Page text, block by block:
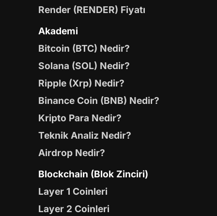
Render (RENDER) Fiyatı
Akademi
Bitcoin (BTC) Nedir?
Solana (SOL) Nedir?
Ripple (Xrp) Nedir?
Binance Coin (BNB) Nedir?
Kripto Para Nedir?
Teknik Analiz Nedir?
Airdrop Nedir?
Blockchain (Blok Zinciri)
Layer 1 Coinleri
Layer 2 Coinleri